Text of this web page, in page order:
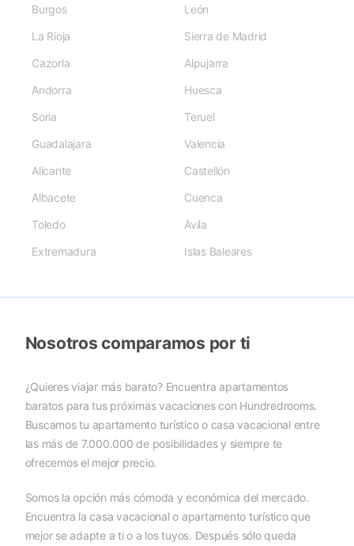
Burgos
León
La Rioja
Sierra de Madrid
Cazorla
Alpujarra
Andorra
Huesca
Soria
Teruel
Guadalajara
Valencia
Alicante
Castellón
Albacete
Cuenca
Toledo
Ávila
Extremadura
Islas Baleares
Nosotros comparamos por ti
¿Quieres viajar más barato? Encuentra apartamentos
baratos para tus próximas vacaciones con Hundredrooms.
Buscamos tu apartamento turístico o casa vacacional entre
las más de 7.000.000 de posibilidades y siempre te
ofrecemos el mejor precio.
Somos la opción más cómoda y económica del mercado.
Encuentra la casa vacacional o apartamento turístico que
mejor se adapte a ti o a los tuyos. Después sólo queda